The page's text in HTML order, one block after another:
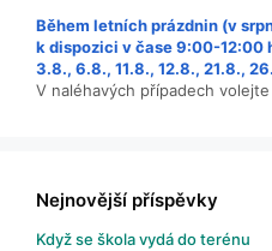
Během letních prázdnin (v
k dispozici v čase 9:00-12:00
3.8., 6.8., 11.8., 12.8., 21.8.,
V naléhavých případech
Nejnovější příspěvky
Když se škola vydá do terénu